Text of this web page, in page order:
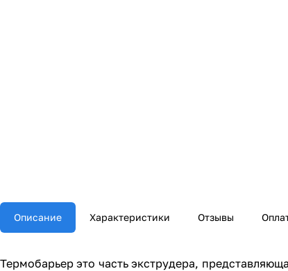
Описание Характеристики Отзывы
Термобарьер это часть экструдера,